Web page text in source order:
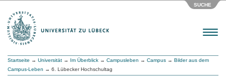
SUCHE
Menu
Startseite → Universität → Im Überblick → Campusleben → Campus → Bilder aus dem
Campus-Leben → 6. Lübecker Hochschultag